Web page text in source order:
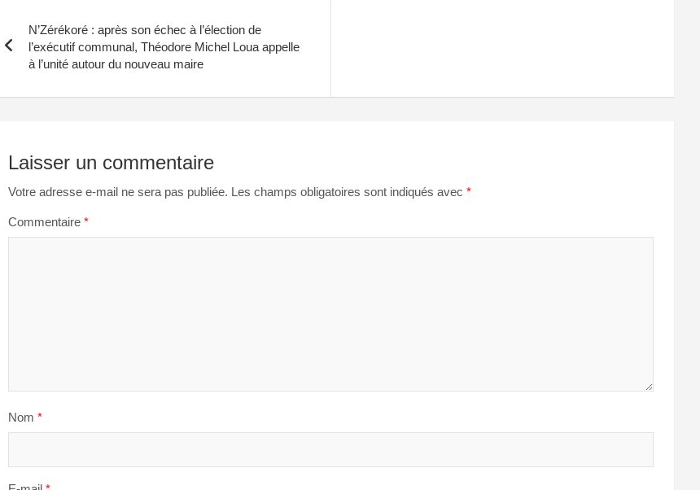
de
N’Zérékoré : après son échec à l’élection de
l’exécutif communal, Théodore Michel Loua appelle
à l’unité autour du nouveau maire
Laisser un commentaire
Votre adresse e-mail ne sera pas publiée. Les champs obligatoires sont indiqués avec *
Commentaire *
Nom *